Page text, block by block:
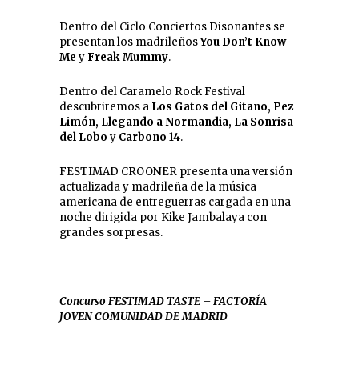
Dentro del Ciclo Conciertos Disonantes se
presentan los madrileñosYou Don’t Know
Me y Freak Mummy.
Dentro del Caramelo Rock Festival
descubriremos a Los Gatos del Gitano, Pez
Limón, Llegando a Normandia, La Sonrisa
del Lobo y Carbono 14.
FESTIMAD CROONER presenta una versión
actualizada y madrileña de la música
americana de entreguerras cargada en una
noche dirigida por Kike Jambalaya con
grandes sorpresas.
Concurso FESTIMAD TASTE – FACTORÍA
JOVEN COMUNIDAD DE MADRID